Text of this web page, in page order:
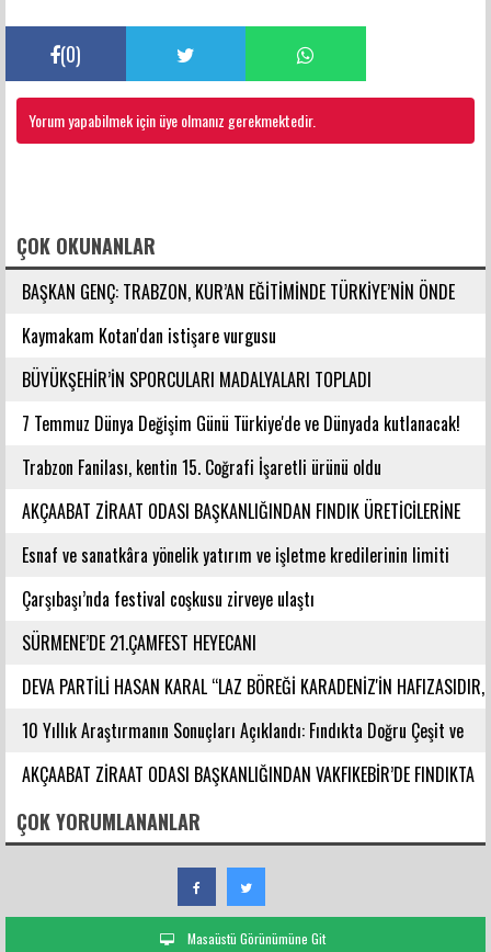
(0)
Yorum yapabilmek için üye olmanız gerekmektedir.
ÇOK OKUNANLAR
BAŞKAN GENÇ: TRABZON, KUR’AN EĞİTİMİNDE TÜRKİYE’NİN ÖNDE
GELEN ŞEHİRLERİNDENDİR
Kaymakam Kotan'dan istişare vurgusu
BÜYÜKŞEHİR’İN SPORCULARI MADALYALARI TOPLADI
7 Temmuz Dünya Değişim Günü Türkiye'de ve Dünyada kutlanacak!
Trabzon Fanilası, kentin 15. Coğrafi İşaretli ürünü oldu
AKÇAABAT ZİRAAT ODASI BAŞKANLIĞINDAN FINDIK ÜRETİCİLERİNE
AĞUSTOS AYI İÇİN UYARI!
Esnaf ve sanatkâra yönelik yatırım ve işletme kredilerinin limiti
artırıldı
Çarşıbaşı’nda festival coşkusu zirveye ulaştı
SÜRMENE’DE 21.ÇAMFEST HEYECANI
DEVA PARTİLİ HASAN KARAL “LAZ BÖREĞİ KARADENİZ'İN HAFIZASIDIR,
KİMLİĞİ DEĞİŞTİRİLEMEZ”
10 Yıllık Araştırmanın Sonuçları Açıklandı: Fındıkta Doğru Çeşit ve
Rakım Belirlendi
AKÇAABAT ZİRAAT ODASI BAŞKANLIĞINDAN VAKFIKEBİR’DE FINDIKTA
BAHÇE GÜNÜ ETKİNLİĞİNE KATILIM
ÇOK YORUMLANANLAR
Masaüstü Görünümüne Git